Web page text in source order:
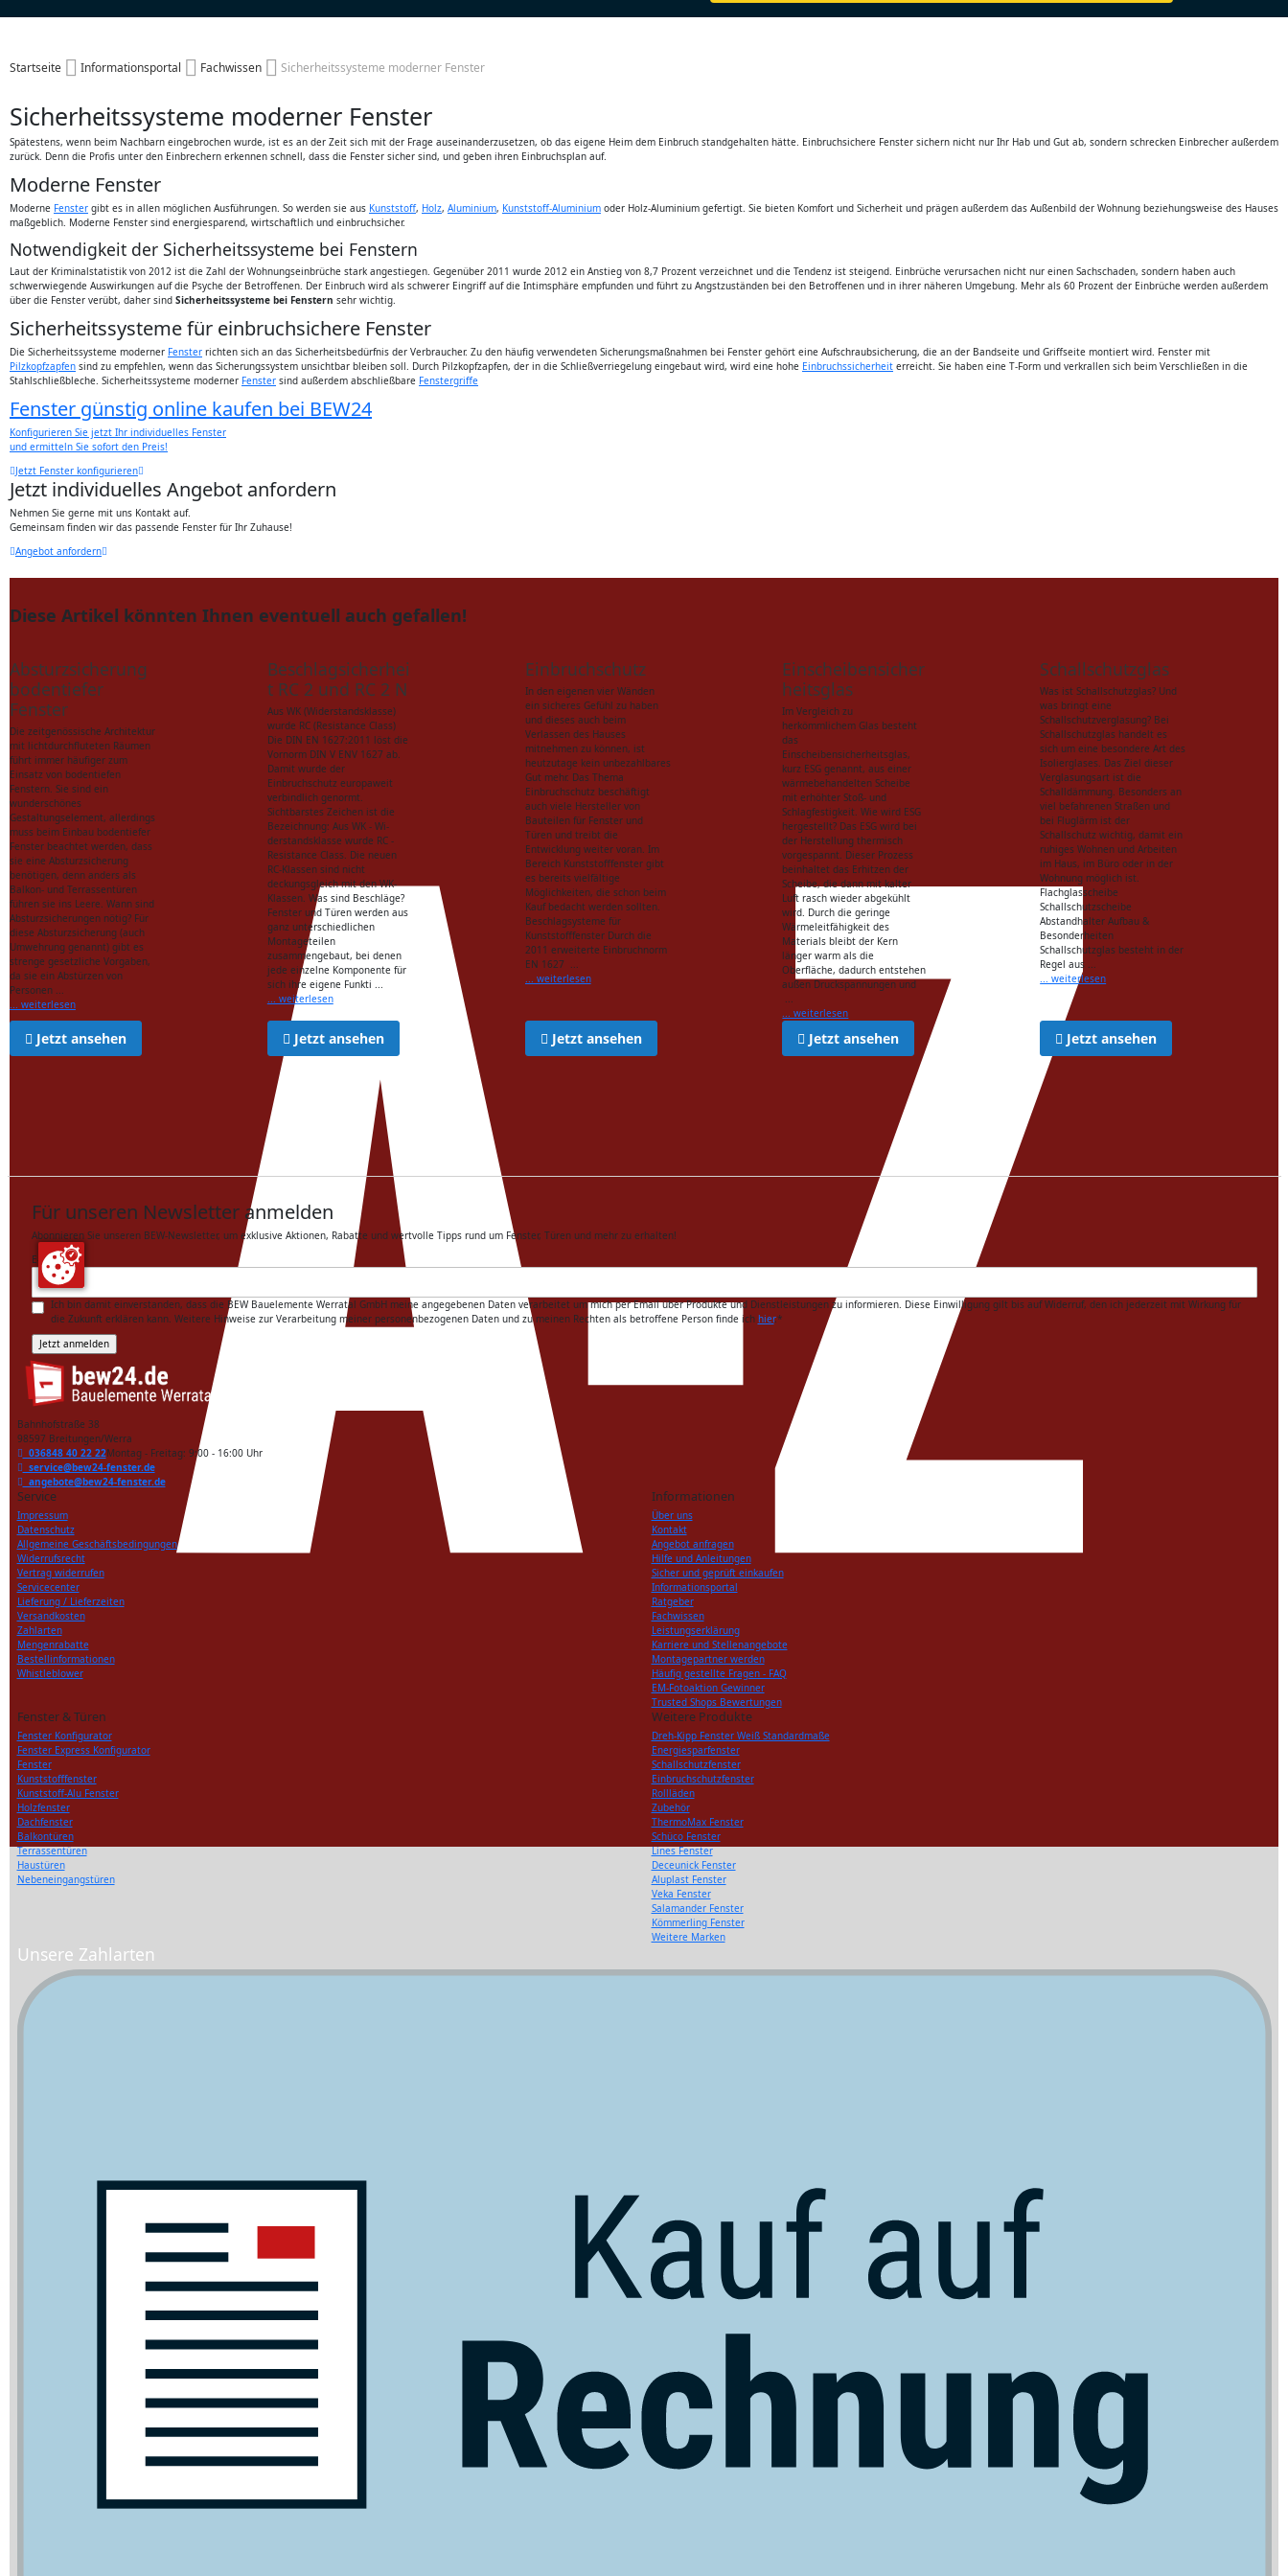
Startseite Informationsportal Fachwissen Sicherheitssysteme moderner Fenster
Sicherheitssysteme moderner Fenster
Spätestens, wenn beim Nachbarn eingebrochen wurde, ist es an der Zeit sich mit der Frage auseinanderzusetzen, ob das eigene Heim dem Einbruch standgehalten hätte. Einbruchsichere Fenster sichern nicht nur Ihr Hab und Gut ab, sondern schrecken Einbrecher außerdem
zurück. Denn die Profis unter den Einbrechern erkennen schnell, dass die Fenster sicher sind, und geben ihren Einbruchsplan auf.
Moderne Fenster
Moderne Fenster gibt es in allen möglichen Ausführungen. So werden sie aus Kunststoff, Holz, Aluminium, Kunststoff-Aluminium oder Holz-Aluminium gefertigt. Sie bieten Komfort und Sicherheit und prägen außerdem das Außenbild der Wohnung beziehungsweise des Hauses
maßgeblich. Moderne Fenster sind energiesparend, wirtschaftlich und einbruchsicher.
Notwendigkeit der Sicherheitssysteme bei Fenstern
Laut der Kriminalstatistik von 2012 ist die Zahl der Wohnungseinbrüche stark angestiegen. Gegenüber 2011 wurde 2012 ein Anstieg von 8,7 Prozent verzeichnet und die Tendenz ist steigend. Einbrüche verursachen nicht nur einen Sachschaden, sondern haben auch
schwerwiegende Auswirkungen auf die Psyche der Betroffenen. Der Einbruch wird als schwerer Eingriff auf die Intimsphäre empfunden und führt zu Angstzuständen bei den Betroffenen und in ihrer näheren Umgebung. Mehr als 60 Prozent der Einbrüche werden außerdem
über die Fenster verübt, daher sind Sicherheitssysteme bei Fenstern sehr wichtig.
Sicherheitssysteme für einbruchsichere Fenster
Die Sicherheitssysteme moderner Fenster richten sich an das Sicherheitsbedürfnis der Verbraucher. Zu den häufig verwendeten Sicherungsmaßnahmen bei Fenster gehört eine Aufschraubsicherung, die an der Bandseite und Griffseite montiert wird. Fenster mit
Pilzkopfzapfen sind zu empfehlen, wenn das Sicherungssystem unsichtbar bleiben soll. Durch Pilzkopfzapfen, der in die Schließverriegelung eingebaut wird, wird eine hohe Einbruchssicherheit erreicht. Sie haben eine T-Form und verkrallen sich beim Verschließen in die
Stahlschließbleche. Sicherheitssysteme moderner Fenster sind außerdem abschließbare Fenstergriffe
Fenster günstig online kaufen bei BEW24
Konfigurieren Sie jetzt Ihr individuelles Fenster
und ermitteln Sie sofort den Preis!
Jetzt Fenster konfigurieren
Jetzt individuelles Angebot anfordern
Nehmen Sie gerne mit uns Kontakt auf.
Gemeinsam finden wir das passende Fenster für Ihr Zuhause!
Angebot anfordern
Diese Artikel könnten Ihnen eventuell auch gefallen!
Absturzsicherung
bodentiefer
Fenster
Die zeitgenössische Architektur
mit lichtdurchfluteten Räumen
führt immer häufiger zum
Einsatz von bodentiefen
Fenstern. Sie sind ein
wunderschönes
Gestaltungselement, allerdings
muss beim Einbau bodentiefer
Fenster beachtet werden, dass
sie eine Absturzsicherung
benötigen, denn anders als
Balkon- und Terrassentüren
führen sie ins Leere. Wann sind
Absturzsicherungen nötig? Für
diese Absturzsicherung (auch
Umwehrung genannt) gibt es
strenge gesetzliche Vorgaben,
da sie ein Abstürzen von
Personen ...
... weiterlesen
Jetzt ansehen
Beschlagsicherhei
t RC 2 und RC 2 N
Aus WK (Widerstandsklasse)
wurde RC (Resistance Class)
Die DIN EN 1627:2011 löst die
Vornorm DIN V ENV 1627 ab.
Damit wurde der
Einbruchschutz europaweit
verbindlich genormt.
Sichtbarstes Zeichen ist die
Bezeichnung: Aus WK - Wi­
derstandsklasse wurde RC -
Resistance Class. Die neuen
RC-Klassen sind nicht
deckungsgleich mit den WK-
Klassen. Was sind Beschläge?
Fenster und Türen werden aus
ganz unterschiedlichen
Montageteilen
zusammengebaut, bei denen
jede einzelne Komponente für
sich ihre eigene Funkti ...
... weiterlesen
Jetzt ansehen
Einbruchschutz
In den eigenen vier Wänden
ein sicheres Gefühl zu haben
und dieses auch beim
Verlassen des Hauses
mitnehmen zu können, ist
heutzutage kein unbezahlbares
Gut mehr. Das Thema
Einbruchschutz beschäftigt
auch viele Hersteller von
Bauteilen für Fenster und
Türen und treibt die
Entwicklung weiter voran. Im
Bereich Kunststofffenster gibt
es bereits vielfältige
Möglichkeiten, die schon beim
Kauf bedacht werden sollten.
Beschlagsysteme für
Kunststofffenster Durch die
2011 erweiterte Einbruchnorm
EN 1627 ...
... weiterlesen
Jetzt ansehen
Einscheibensicher
heitsglas
Im Vergleich zu
herkömmlichem Glas besteht
das
Einscheibensicherheitsglas,
kurz ESG genannt, aus einer
wärmebehandelten Scheibe
mit erhöhter Stoß- und
Schlagfestigkeit. Wie wird ESG
hergestellt? Das ESG wird bei
der Herstellung thermisch
vorgespannt. Dieser Prozess
beinhaltet das Erhitzen der
Scheibe, die dann mit kalter
Luft rasch wieder abgekühlt
wird. Durch die geringe
Wärmeleitfähigkeit des
Materials bleibt der Kern
länger warm als die
Oberfläche, dadurch entstehen
außen Druckspannungen und
... weiterlesen
Jetzt ansehen
Schallschutzglas
Was ist Schallschutzglas? Und
was bringt eine
Schallschutzverglasung? Bei
Schallschutzglas handelt es
sich um eine besondere Art des
Isolierglases. Das Ziel dieser
Verglasungsart ist die
Schalldämmung. Besonders an
viel befahrenen Straßen und
bei Fluglärm ist der
Schallschutz wichtig, damit ein
ruhiges Wohnen und Arbeiten
im Haus, im Büro oder in der
Wohnung möglich ist.
Flachglasscheibe
Schallschutzscheibe
Abstandhalter Aufbau &
Besonderheiten
Schallschutzglas besteht in der
Regel aus ...
... weiterlesen
Jetzt ansehen
Für unseren Newsletter anmelden
Abonnieren Sie unseren BEW-Newsletter, um exklusive Aktionen, Rabatte und wertvolle Tipps rund um Fenster, Türen und mehr zu erhalten!
E-Mail*
Ich bin damit einverstanden, dass die BEW Bauelemente Werratal GmbH meine angegebenen Daten verarbeitet um mich per Email über Produkte und Dienstleistungen zu informieren. Diese Einwilligung gilt bis auf Widerruf, den ich jederzeit mit Wirkung für
die Zukunft erklären kann. Weitere Hinweise zur Verarbeitung meiner personenbezogenen Daten und zu meinen Rechten als betroffene Person finde ich hier.*
Bahnhofstraße 38
98597 Breitungen/Werra
036848 40 22 22Montag - Freitag: 9:00 - 16:00 Uhr
service@bew24-fenster.de
angebote@bew24-fenster.de
Service
Impressum
Datenschutz
Allgemeine Geschäftsbedingungen
Widerrufsrecht
Vertrag widerrufen
Servicecenter
Lieferung / Lieferzeiten
Versandkosten
Zahlarten
Mengenrabatte
Bestellinformationen
Whistleblower
Informationen
Über uns
Kontakt
Angebot anfragen
Hilfe und Anleitungen
Sicher und geprüft einkaufen
Informationsportal
Ratgeber
Fachwissen
Leistungserklärung
Karriere und Stellenangebote
Montagepartner werden
Häufig gestellte Fragen - FAQ
EM-Fotoaktion Gewinner
Trusted Shops Bewertungen
Fenster & Türen
Fenster Konfigurator
Fenster Express Konfigurator
Fenster
Kunststofffenster
Kunststoff-Alu Fenster
Holzfenster
Dachfenster
Balkontüren
Terrassentüren
Haustüren
Nebeneingangstüren
Weitere Produkte
Dreh-Kipp Fenster Weiß Standardmaße
Energiesparfenster
Schallschutzfenster
Einbruchschutzfenster
Rollläden
Zubehör
ThermoMax Fenster
Schüco Fenster
Lines Fenster
Deceunick Fenster
Aluplast Fenster
Veka Fenster
Salamander Fenster
Kömmerling Fenster
Weitere Marken
Unsere Zahlarten